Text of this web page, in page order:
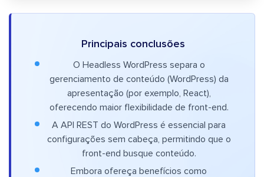
Principais conclusões
O Headless WordPress separa o
gerenciamento de conteúdo (WordPress) da
apresentação (por exemplo, React),
oferecendo maior flexibilidade de front-end.
A API REST do WordPress é essencial para
configurações sem cabeça, permitindo que o
front-end busque conteúdo.
Embora ofereça benefícios como